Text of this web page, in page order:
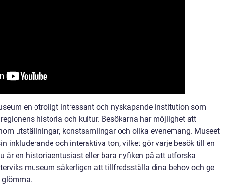
en otroligt intressant och nyskapande institution som
historia och kultur. Besökarna har möjlighet att
utställningar, konstsamlingar och olika evenemang. Museet
inkluderande och interaktiva ton, vilket gör varje besök till en
är en historiaentusiast eller bara nyfiken på att utforska
museum säkerligen att tillfredsställa dina behov och ge
glömma.